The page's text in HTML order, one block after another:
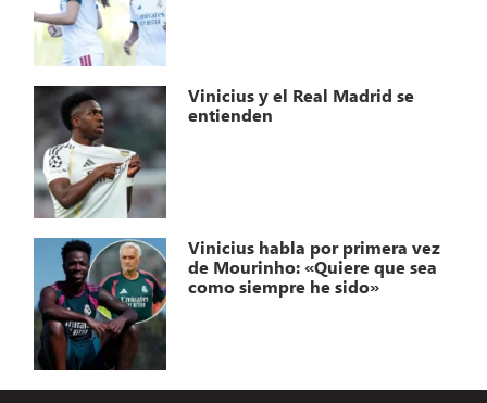
Vinicius y el Real Madrid se
entienden
Vinicius habla por primera vez
de Mourinho: «Quiere que sea
como siempre he sido»